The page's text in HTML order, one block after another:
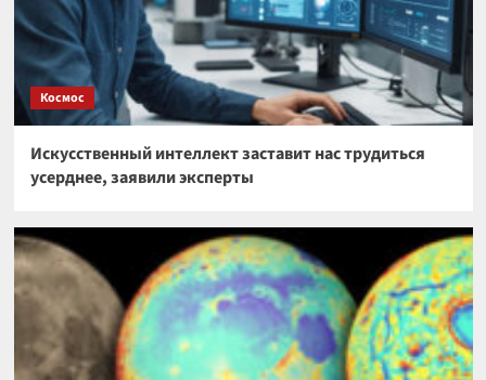
Космос
Искусственный интеллект заставит нас трудиться
усерднее, заявили эксперты